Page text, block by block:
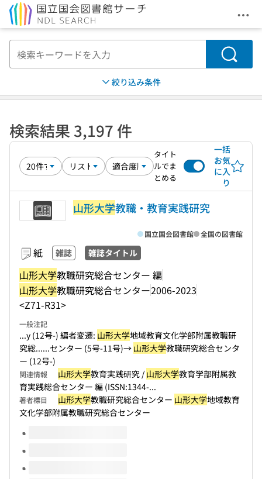
メ
検索
絞り込み条件
検索結果 3,197 件
タイト
ルでま
とめる
一括
お気
に入
り
山形大学教職・教育実践研究
紙 雑誌 雑誌タイトル
山形大学教職研究総合センター 編
山形大学教職研究総合センター2006-2023
<Z71-R31>
国立国会図書館 全国の図書館
一般注記
...y (12号-) 編者変遷: 山形大学地域教育文化学部附属教職研
究総......センター (5号-11号)→ 山形大学教職研究総合センタ
ー (12号-)
関連情報 山形大学教育実践研究 /山形大学教育学部附属教
育実践総合センター 編 (ISSN:1344-...
著者標目 山形大学教職研究総合センター 山形大学地域教育
文化学部附属教職研究総合センター
このタイトルの巻号